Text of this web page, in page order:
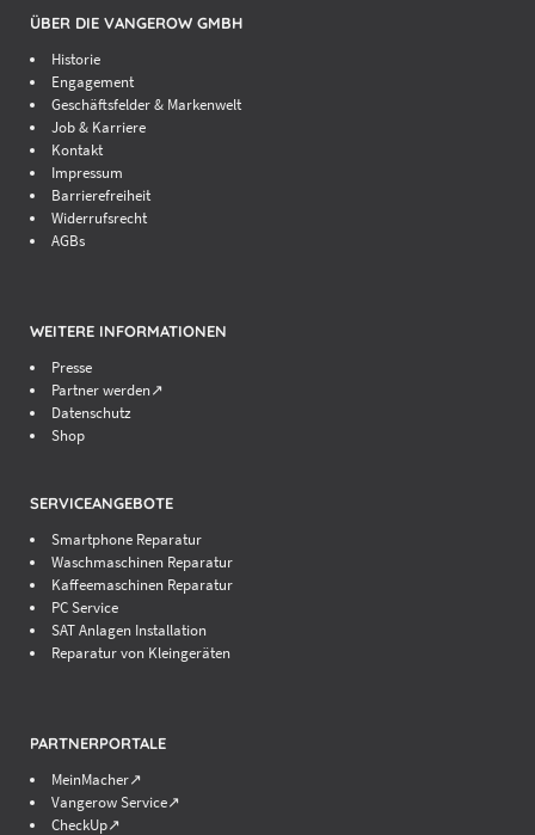
ÜBER DIE VANGEROW GMBH
Historie
Engagement
Geschäftsfelder & Markenwelt
Job & Karriere
Kontakt
Impressum
Barrierefreiheit
Widerrufsrecht
AGBs
WEITERE INFORMATIONEN
Presse
Partner werden↗
Datenschutz
Shop
SERVICEANGEBOTE
Smartphone Reparatur
Waschmaschinen Reparatur
Kaffeemaschinen Reparatur
PC Service
SAT Anlagen Installation
Reparatur von Kleingeräten
PARTNERPORTALE
MeinMacher↗
Vangerow Service↗
CheckUp↗